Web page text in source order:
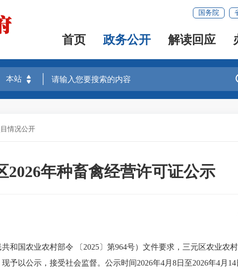
国务院
首页 政务公开 解读回应
情况公开
2026年种畜禽经营许可证公示
和国农业农村部令 〔2025〕第964号）文件要求，三元区农业农
予以公示，接受社会监督。公示时间2026年4月8日至2026年4月